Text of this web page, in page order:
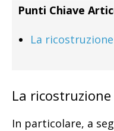
Punti Chiave
La ricostruzione
La ricostruzione
In particolare, a